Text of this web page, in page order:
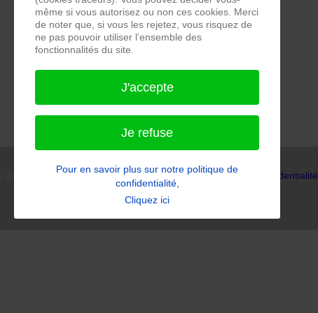
2niCreation *** Notre politique de confidentialité
même si vous autorisez ou non ces cookies. Merci
de noter que, si vous les rejetez, vous risquez de
ne pas pouvoir utiliser l’ensemble des
fonctionnalités du site.
J'accepte
Je refuse
Pour en savoir plus sur notre politique de
confidentialité,
Cliquez ici